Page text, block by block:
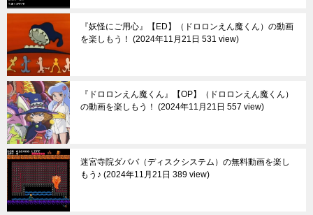
『妖怪にご用心』【ED】（ドロロンえん魔くん）の動画
を楽しもう！
2024年11月21日 531 view
『ドロロンえん魔くん』【OP】（ドロロンえん魔くん）
の動画を楽しもう！
2024年11月21日 557 view
迷宮寺院ダババ（ディスクシステム）の無料動画を楽し
もう♪ 2024年11月21日 389 view